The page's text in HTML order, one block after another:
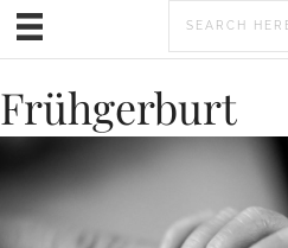
Frühgerburt